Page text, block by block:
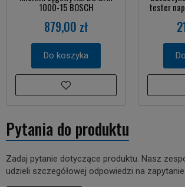
1000-15 BOSCH
879,00 zł
Do koszyka
tester
Pytania do produktu
Zadaj pytanie dotyczące produktu. Nasz
udzieli szczegółowej odpowiedzi na zapytanie.